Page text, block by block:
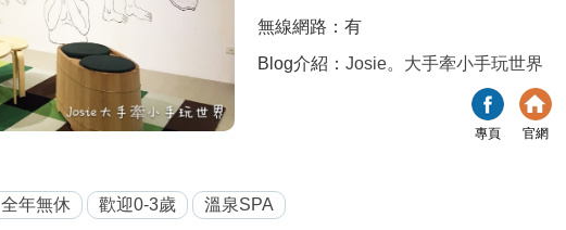
無線網路：有
Blog介紹：Josie。大手牽小手玩世界
專頁 官網
全年無休 歡迎0-3歲 溫泉SPA